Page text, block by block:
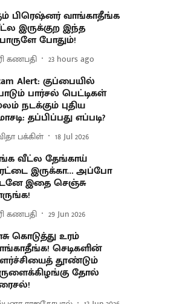
பிரெஷ்னர் வாங்காதீங்க
இருக்குற இந்த
போதும்!
கணபதி 23 hours ago
Alert: குப்பையில்
பார்சல் பெட்டிகள்
நடக்கும் புதிய
தப்பிப்பது எப்படி?
பக்கிள் 18 Jul 2026
வீட்ல தேங்காய்
இருக்கா… அப்போ
இதை செஞ்சு
கணபதி 29 Jun 2026
கொடுத்து உரம்
செடிகளின்
தூண்டும்
தோல்